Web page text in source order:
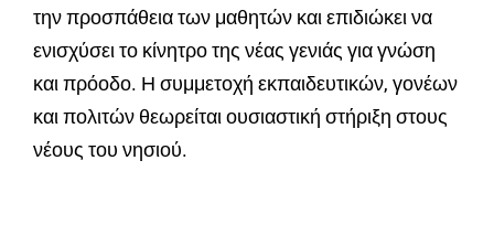
την προσπάθεια των μαθητών και επιδιώκει να
ενισχύσει το κίνητρο της νέας γενιάς για γνώση
και πρόοδο. Η συμμετοχή εκπαιδευτικών, γονέων
και πολιτών θεωρείται ουσιαστική στήριξη στους
νέους του νησιού.